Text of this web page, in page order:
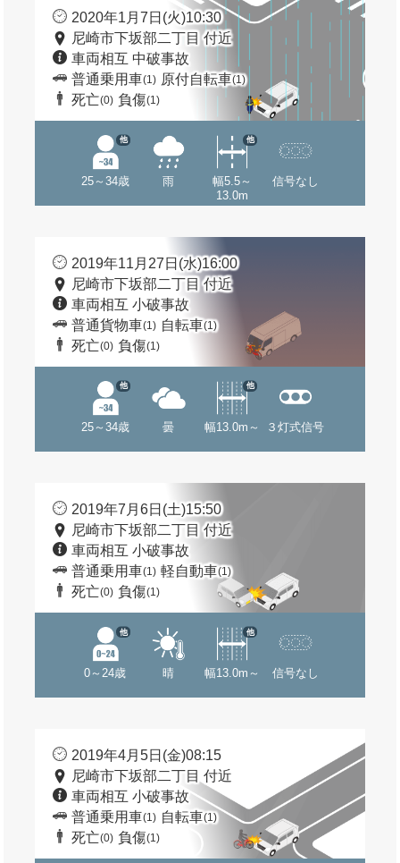
2020年1月7日(火)10:30
尼崎市下坂部二丁目 付近
車両相互 中破事故
普通乗用車(1) 原付自転車(1)
死亡(0) 負傷(1)
25～34歳
他
雨
幅5.5～
13.0m
他
信号なし
2019年11月27日(水)16:00
尼崎市下坂部二丁目 付近
車両相互 小破事故
普通貨物車(1) 自転車(1)
死亡(0) 負傷(1)
25～34歳
他
曇 幅13.0m～
他
３灯式信号
2019年7月6日(土)15:50
尼崎市下坂部二丁目 付近
車両相互 小破事故
普通乗用車(1) 軽自動車(1)
死亡(0) 負傷(1)
0～24歳
他
晴 幅13.0m～
他
信号なし
2019年4月5日(金)08:15
尼崎市下坂部二丁目 付近
車両相互 小破事故
普通乗用車(1) 自転車(1)
死亡(0) 負傷(1)